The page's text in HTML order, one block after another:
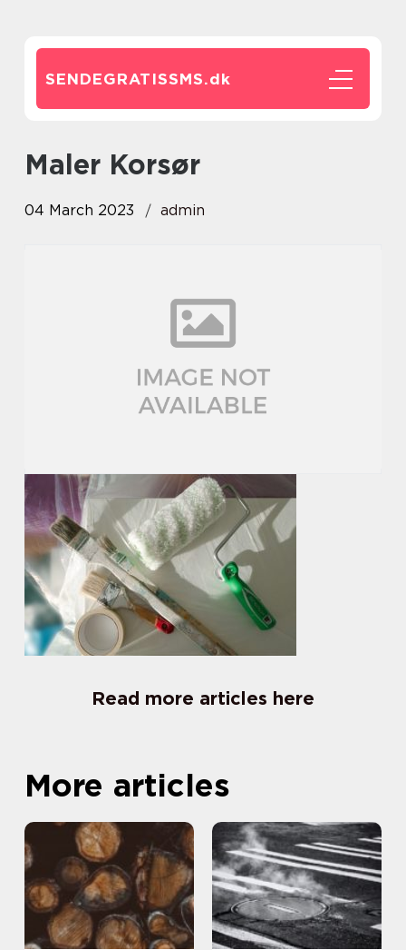
SENDEGRATISSMS.dk
Maler Korsør
04 March 2023 admin
Read more articles here
More articles